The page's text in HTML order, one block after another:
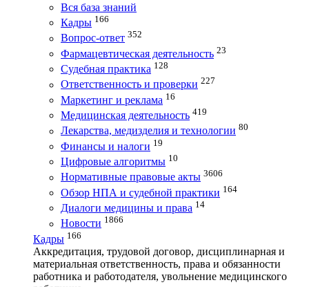
Вся база знаний
Кадры 166
Вопрос-ответ 352
Фармацевтическая деятельность 23
Судебная практика 128
Ответственность и проверки 227
Маркетинг и реклама 16
Медицинская деятельность 419
Лекарства, медизделия и технологии 80
Финансы и налоги 19
Цифровые алгоритмы 10
Нормативные правовые акты 3606
Обзор НПА и судебной практики 164
Диалоги медицины и права 14
Новости 1866
Кадры 166
Аккредитация, трудовой договор, дисциплинарная и
материальная ответственность, права и обязанности
работника и работодателя, увольнение медицинского